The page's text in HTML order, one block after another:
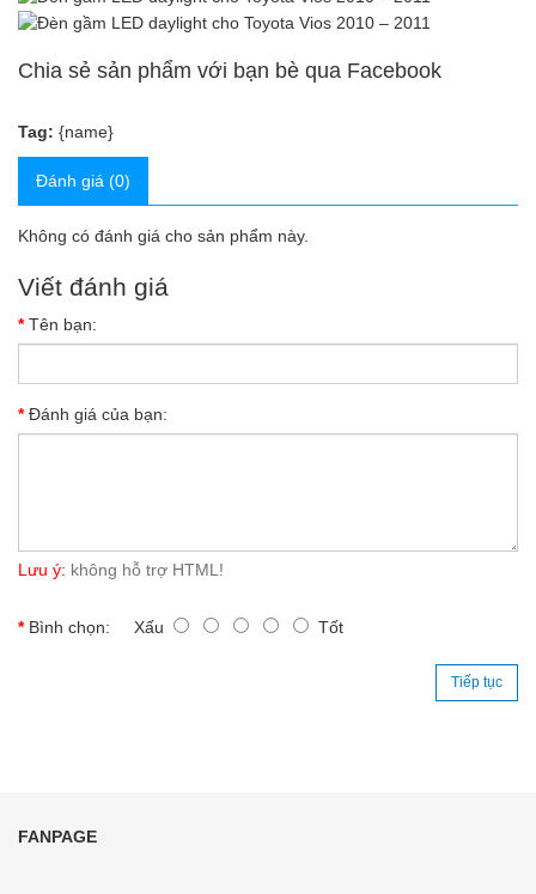
Chia sẻ sản phẩm với bạn bè qua Facebook
Tag: {name}
Đánh giá (0)
Không có đánh giá cho sản phẩm này.
Viết đánh giá
Tên bạn:
Đánh giá của bạn:
Lưu ý: không hỗ trợ HTML!
Bình chọn: Xấu Tốt
Tiếp tục
FANPAGE